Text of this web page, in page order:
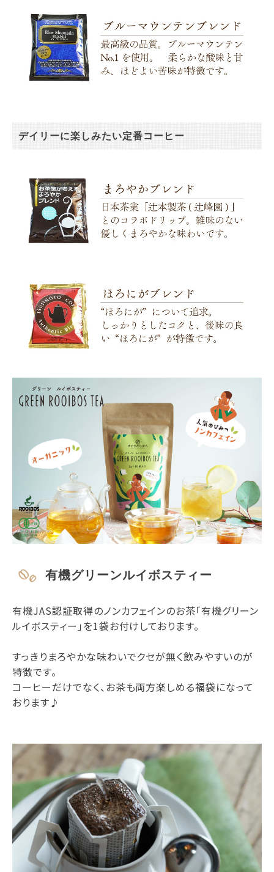
デイリーに楽しみたい定番コーヒー
有機グリーンルイボスティー
有機JAS認証取得のノンカフェインのお茶「有機グリーン
ルイボスティー」を1袋お付けしております。
すっきりまろやかな味わいでクセが無く飲みやすいのが
特徴です。
コーヒーだけでなく、お茶も両方楽しめる福袋になって
おります♪